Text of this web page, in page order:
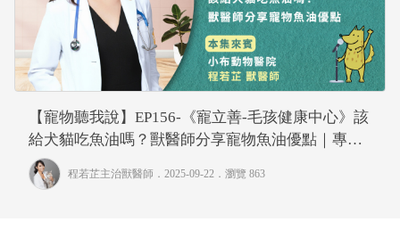
【寵物聽我說】EP156-《寵立善-毛孩健康中心》該
給犬貓吃魚油嗎？獸醫師分享寵物魚油優點｜專業
獸醫—程若芷
程若芷主治獸醫師 ．2025-09-22． 瀏覽 863